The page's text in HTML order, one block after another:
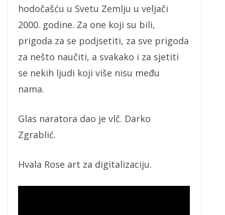
hodočašću u Svetu Zemlju u veljači
2000. godine. Za one koji su bili,
prigoda za se podjsetiti, za sve prigoda
za nešto naučiti, a svakako i za sjetiti
se nekih ljudi koji više nisu među
nama.
Glas naratora dao je vlč. Darko
Zgrablić.
Hvala Rose art za digitalizaciju.